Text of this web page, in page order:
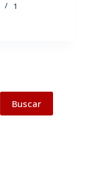
1
Buscar